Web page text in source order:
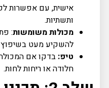
אישית, עם אפשרות
ותשתיות.
מכולות משומשות:
להשקיע מעט
טיפ: בדקו אם
חלודה או ריחות לחות.